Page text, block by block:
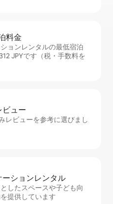
料⁠金
ョンレンタルの最低宿泊
JPYです（税・手数料を
ュ⁠ー
レビューを参考に選びまし
シ⁠ョ⁠ンレ⁠ン⁠タ⁠ル
したスペースや子ども向
提供しています